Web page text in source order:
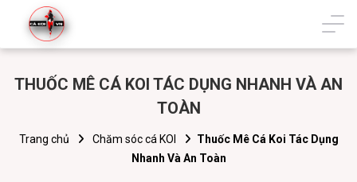
THUỐC MÊ CÁ KOI TÁC DỤNG NHANH VÀ AN
TOÀN
Trang chủ Chăm sóc cá KOI
Thuốc Mê Cá Koi Tác Dụng
Nhanh Và An Toàn